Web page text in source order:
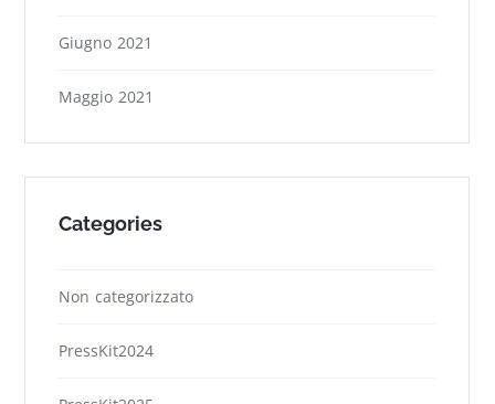
Giugno 2021
Maggio 2021
Categories
Non categorizzato
PressKit2024